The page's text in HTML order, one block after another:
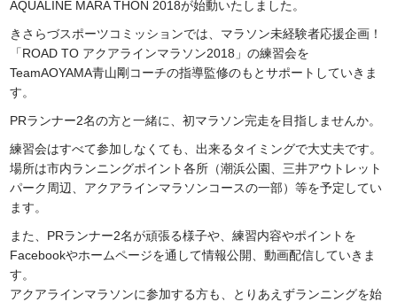
AQUALINE MARA THON 2018が始動いたしました。
きさらづスポーツコミッションでは、マラソン未経験者応援企画！
「ROAD TO アクアラインマラソン2018」の練習会を
TeamAOYAMA青山剛コーチの指導監修のもとサポートしていきま
す。
PRランナー2名の方と一緒に、初マラソン完走を目指しませんか。
練習会はすべて参加しなくても、出来るタイミングで大丈夫です。
場所は市内ランニングポイント各所（潮浜公園、三井アウトレット
パーク周辺、アクアラインマラソンコースの一部）等を予定してい
ます。
また、PRランナー2名が頑張る様子や、練習内容やポイントを
Facebookやホームページを通して情報公開、動画配信していきま
す。
アクアラインマラソンに参加する方も、とりあえずランニングを始